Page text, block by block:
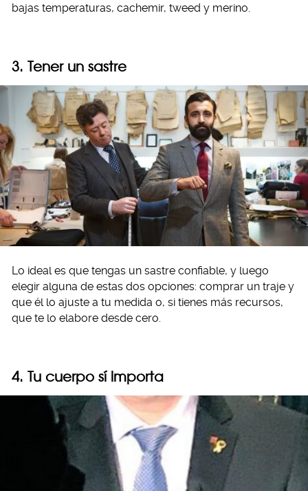
bajas temperaturas, cachemir, tweed y merino.
3. Tener un sastre
Lo ideal es que tengas un sastre confiable, y luego
elegir alguna de estas dos opciones: comprar un traje y
que él lo ajuste a tu medida o, si tienes más recursos,
que te lo elabore desde cero.
4. Tu cuerpo sí importa